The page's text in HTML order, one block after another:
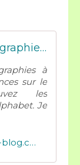
Alphabet : Cartes à pinces 2 graphies à associer - Mes tresses D Zécolles
à
sur le
les
Je
http://mely.futuremaitresse.over-blog.com/2020/12/alphabet-cartes-a-pinces-2-graphies-a-associer.html